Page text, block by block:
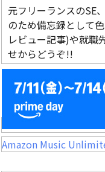
元フリーランスのSE
のため備忘録として
レビュー記事)や就
せからどうぞ!!
Amazon Music